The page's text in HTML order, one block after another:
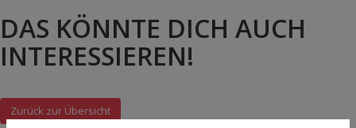
DAS KÖNNTE DICH AUCH
INTERESSIEREN!
Zurück zur Übersicht